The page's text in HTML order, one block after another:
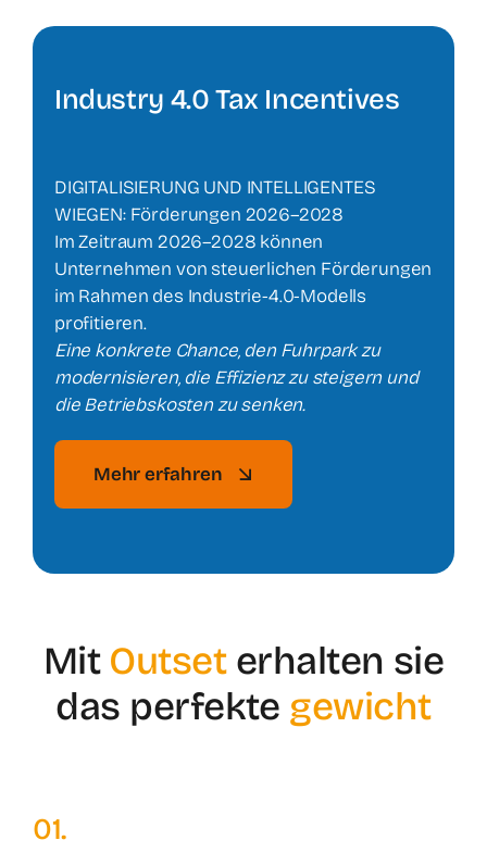
Industry 4.0 Tax Incentives
DIGITALISIERUNG UND INTELLIGENTES
WIEGEN: Förderungen 2026–2028
Im Zeitraum 2026–2028 können
Unternehmen von steuerlichen Förderungen
im Rahmen des Industrie-4.0-Modells
profitieren.
Eine konkrete Chance, den Fuhrpark zu
modernisieren, die Effizienz zu steigern und
die Betriebskosten zu senken.
Mehr erfahren
Mit Outseterhalten sie
das perfekte gewicht
01.